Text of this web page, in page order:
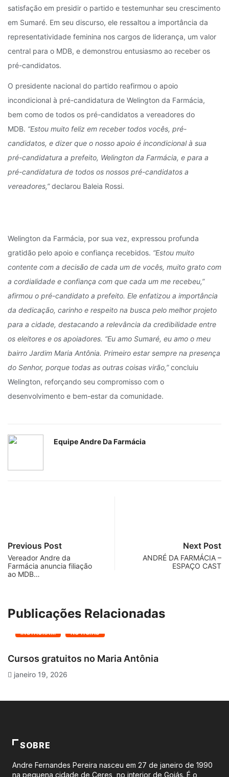
satisfação em presidir o partido e testemunhar seu crescimento
em Sumaré. Em seu discurso, ele ressaltou a importância da
representatividade feminina nos cargos de liderança, um valor
central para o MDB, e demonstrou entusiasmo ao receber os
pré-candidatos.
O presidente nacional do partido reafirmou o apoio
incondicional à pré-candidatura de Welington da Farmácia,
bem como de todos os pré-candidatos a vereadores do
MDB. “Estou muito feliz em receber todos vocês, pré-
candidatos, e dizer que o nosso apoio é incondicional à sua
pré-candidatura a prefeito, Welington da Farmácia, e para a
pré-candidatura de todos os nossos pré-candidatos a
vereadores,”declarou Baleia Rossi.
Welington da Farmácia, por sua vez, expressou profunda
gratidão pelo apoio e confiança recebidos. “Estou muito
contente com a decisão de cada um de vocês, muito grato com
a cordialidade e confiança com que cada um me recebeu,”
afirmou o pré-candidato a prefeito. Ele enfatizou a importância
da dedicação, carinho e respeito na busca pelo melhor projeto
para a cidade, destacando a relevância da credibilidade entre
os eleitores e os apoiadores. “Eu amo Sumaré, eu amo o meu
bairro Jardim Maria Antônia. Primeiro estar sempre na presença
do Senhor, porque todas as outras coisas virão,”concluiu
Welington, reforçando seu compromisso com o
desenvolvimento e bem-estar da comunidade.
Equipe Andre Da Farmácia
Previous Post
Vereador Andre da
Farmácia anuncia filiação
ao MDB…
Next Post
ANDRÉ DA FARMÁCIA –
ESPAÇO CAST
Publicações Relacionadas
INSTAGRAM NOTÍCIAS
Cursos gratuitos no Maria Antônia
janeiro 19, 2026
SOBRE
Andre Fernandes Pereira nasceu em 27 de janeiro de 1990
na pequena cidade de Ceres, no interior de Goiás. É o